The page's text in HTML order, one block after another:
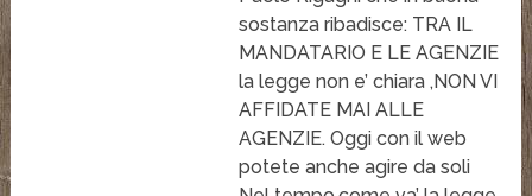
sostanza ribadisce: TRA IL
MANDATARIO E LE AGENZIE
la legge non e’ chiara ,NON VI
AFFIDATE MAI ALLE
AGENZIE. Oggi con il web
potete anche agire da soli